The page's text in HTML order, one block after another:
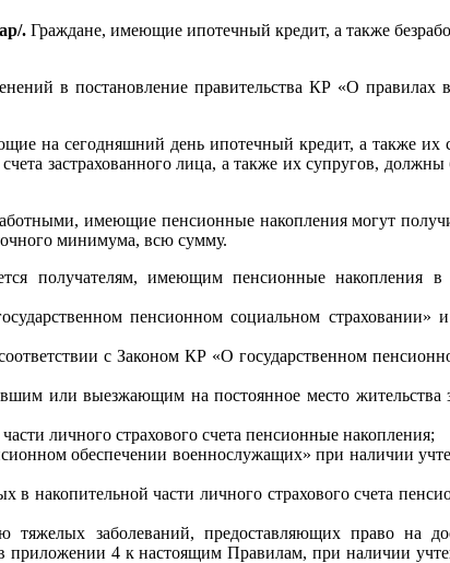
. Граждане, имеющие ипотечный кредит, а также
в постановление правительства КР «О
на сегодняшний день ипотечный кредит, а также
застрахованного лица, а также их супругов,
имеющие пенсионные накопления могут
минимума, всю сумму.
получателям, имеющим пенсионные накопления
пенсионном социальном
с Законом КР «О государственном
или выезжающим на постоянное место
личного страхового счета пенсионные накопления;
обеспечении военнослужащих» при наличии
части личного страхового счета
заболеваний, предоставляющих право на
приложении 4 к настоящим Правилам, при наличии